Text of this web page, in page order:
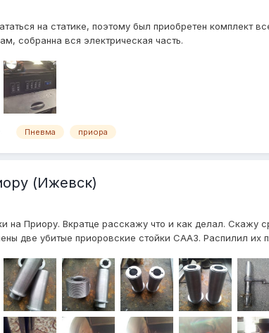
на статике, поэтому был приобретен комплект
собранна вся электрическая часть.
Пневма приора
(Ижевск)
на Приору. Вкратце расскажу что и как делал. Скажу
две убитые приоровские стойки СААЗ. Распилил